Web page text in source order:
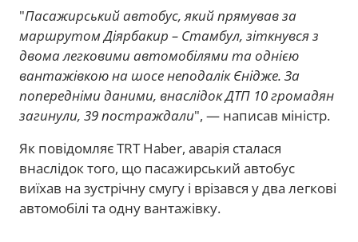
"Пасажирський автобус, який прямував за
маршрутом Діярбакир – Стамбул, зіткнувся з
двома легковими автомобілями та однією
вантажівкою на шосе неподалік Єнідже. За
попередніми даними, внаслідок ДТП 10 громадян
загинули, 39 постраждали", — написав міністр.
Як повідомляє TRT Haber, аварія сталася
внаслідок того, що пасажирський автобус
виїхав на зустрічну смугу і врізався у два легкові
автомобілі та одну вантажівку.